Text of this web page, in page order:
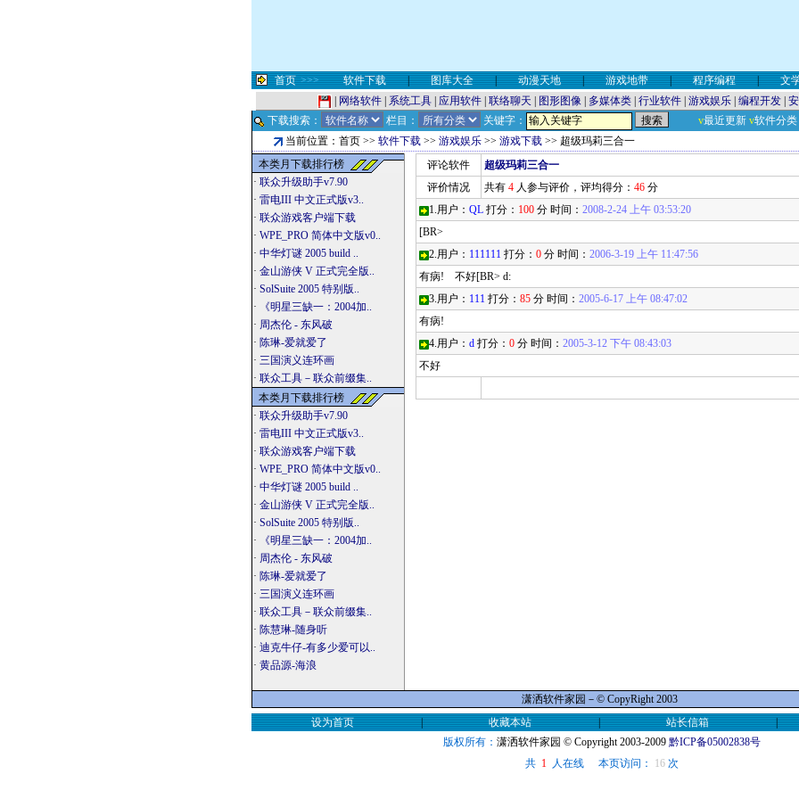
首页 >>> 软件下载 | 图库大全 | 动漫天地 | 游戏地带 | 程序编程 |
文
网络软件 系统工具 应用软件 联络聊天 图形图像 多媒体类 行业软件 游戏娱乐 编程开发
下载搜索：
栏目： 关键字： v最近更新 v软件分类
当前位置：首页 >> 软件下载 >> 游戏娱乐 >> 游戏下载 >> 超级玛莉三合一
本类月下载排行榜
· 联众升级助手v7.90
· 雷电III 中文正式版v3..
· 联众游戏客户端下载
· WPE_PRO 简体中文版v0..
· 中华灯谜 2005 build ..
· 金山游侠 V 正式完全版..
· SolSuite 2005 特别版..
·
《明星三缺一：2004加..
· 周杰伦 - 东风破
· 陈琳-爱就爱了
· 三国演义连环画
· 联众工具－联众前缀集..
本类月下载排行榜
· 联众升级助手v7.90
· 雷电III 中文正式版v3..
· 联众游戏客户端下载
· WPE_PRO 简体中文版v0..
· 中华灯谜 2005 build ..
· 金山游侠 V 正式完全版..
· SolSuite 2005 特别版..
·
《明星三缺一：2004加..
· 周杰伦 - 东风破
· 陈琳-爱就爱了
· 三国演义连环画
· 联众工具－联众前缀集..
· 陈慧琳-随身听
· 迪克牛仔-有多少爱可以..
· 黄品源-海浪
评论软件
超级玛莉三合一
评价情况
共有 4 人参与评价，评均得分： 46 分
1.用户： QL 打分： 100 分 时间： 2008-2-24 上午 03:53:20
[BR>
2.用户： 111111 打分： 0 分 时间： 2006-3-19 上午 11:47:56
有病! 不好[BR> d:
3.用户： 111 打分： 85 分 时间： 2005-6-17 上午 08:47:02
有病!
4.用户： d 打分： 0 分 时间： 2005-3-12 下午 08:43:03
不好
潇洒软件家园－© CopyRight 2003
设为首页
| 收藏本站 | 站长信箱
|
版权所有： 潇洒软件家园 © Copyright 2003-2009 黔ICP备05002838号
共
人在线 本页访问： 16 次